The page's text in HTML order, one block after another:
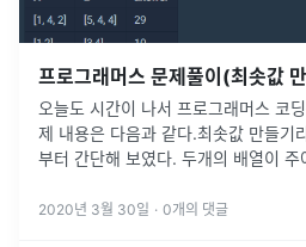
프로그래머스 문제풀이(최솟값
오늘도 시간이 나서 프로그래머스 코
제 내용은 다음과 같다.최솟값 만들기
부터 간단해 보였다. 두개의 배열이
가 되는 값...
2020년 3월 30일 · 0개의 댓글